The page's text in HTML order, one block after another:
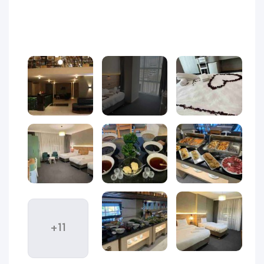
دسترسی به مراکز خرید معروف مانند AVM و کوچه‌های محبوب
خرید ایرانی‌ها بسیار آسان باشد. همچنین نزدیکی هتل به
ایستگاه‌های حمل‌ونقل شهری، رستوران‌های محلی و جاذبه‌های
دیدنی همچون قلعه وان، دریاچه وان و موزه وان، آن را به یکی از
اقامتگاه‌های پرطرفدار میان گردشگران داخلی و خارجی تبدیل کرده
است.
فضای داخلی هتل نیلز با رنگ‌های گرم، مبلمان مدرن و نورپردازی
ملایم طراحی شده تا حس راحتی و آرامش را از لحظه ورود به شما
منتقل کند. کارکنان خوش‌برخورد و مهمان‌نواز هتل نیز همواره
آماده‌اند تا اقامتی بی‌دغدغه و دل‌پذیر را برای مهمانان فراهم کنند.
از اتاق‌های استاندارد گرفته تا سوئیت‌های بزرگ با چشم‌انداز شهر،
تمامی بخش‌های هتل به گونه‌ای طراحی شده‌اند که رضایت هر نوع
مسافری را جلب کنند؛ چه برای سفرهای خانوادگی آمده باشید و چه
+11